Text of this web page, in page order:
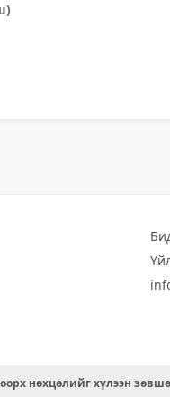
нөхцөлийг хүлээн